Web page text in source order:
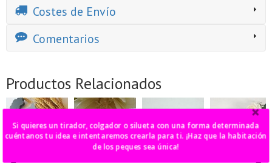
Costes de Envío
Comentarios
Productos Relacionados
Si quieres un tirador, colgador o silueta con una forma determinada
cuéntanos tu idea e intentaremos crearla para ti. ¡Haz que la habitación
de los peques sea única!